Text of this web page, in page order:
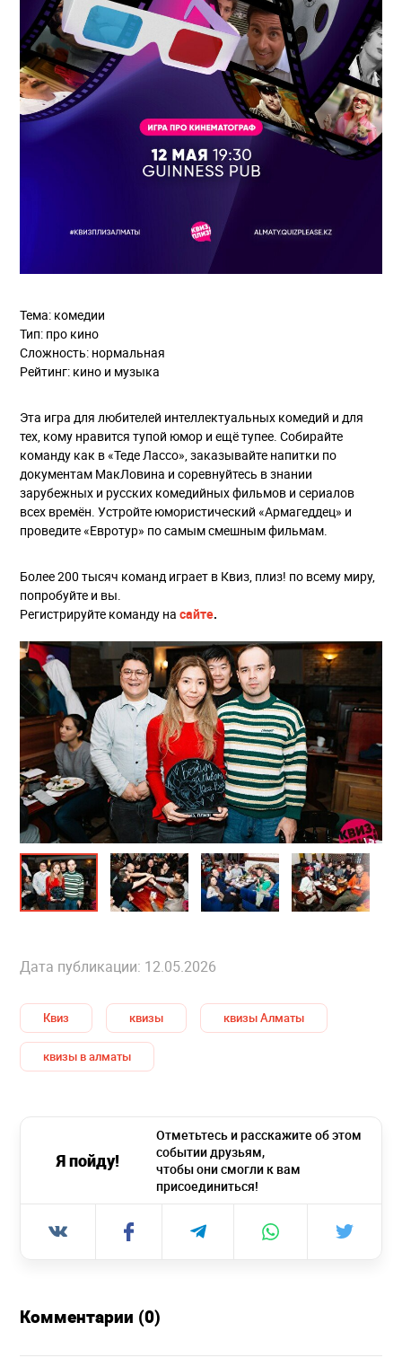
Тема: комедии
Тип: про кино
Сложность: нормальная
Рейтинг: кино и музыка
Эта игра для любителей интеллектуальных комедий и для
тех, кому нравится тупой юмор и ещё тупее. Собирайте
команду как в «Теде Лассо», заказывайте напитки по
документам МакЛовина и соревнуйтесь в знании
зарубежных и русских комедийных фильмов и сериалов
всех времён. Устройте юмористический «Армагеддец» и
проведите «Евротур» по самым смешным фильмам.
Более 200 тысяч команд играет в Квиз, плиз! по всему миру,
попробуйте и вы.
Регистрируйте команду на сайте.
Дата публикации: 12.05.2026
Квиз квизы квизы Алматы
квизы в алматы
Я пойду!
Отметьтесь и расскажите об этом
событии друзьям,
чтобы они смогли к вам
присоединиться!
Комментарии (0)